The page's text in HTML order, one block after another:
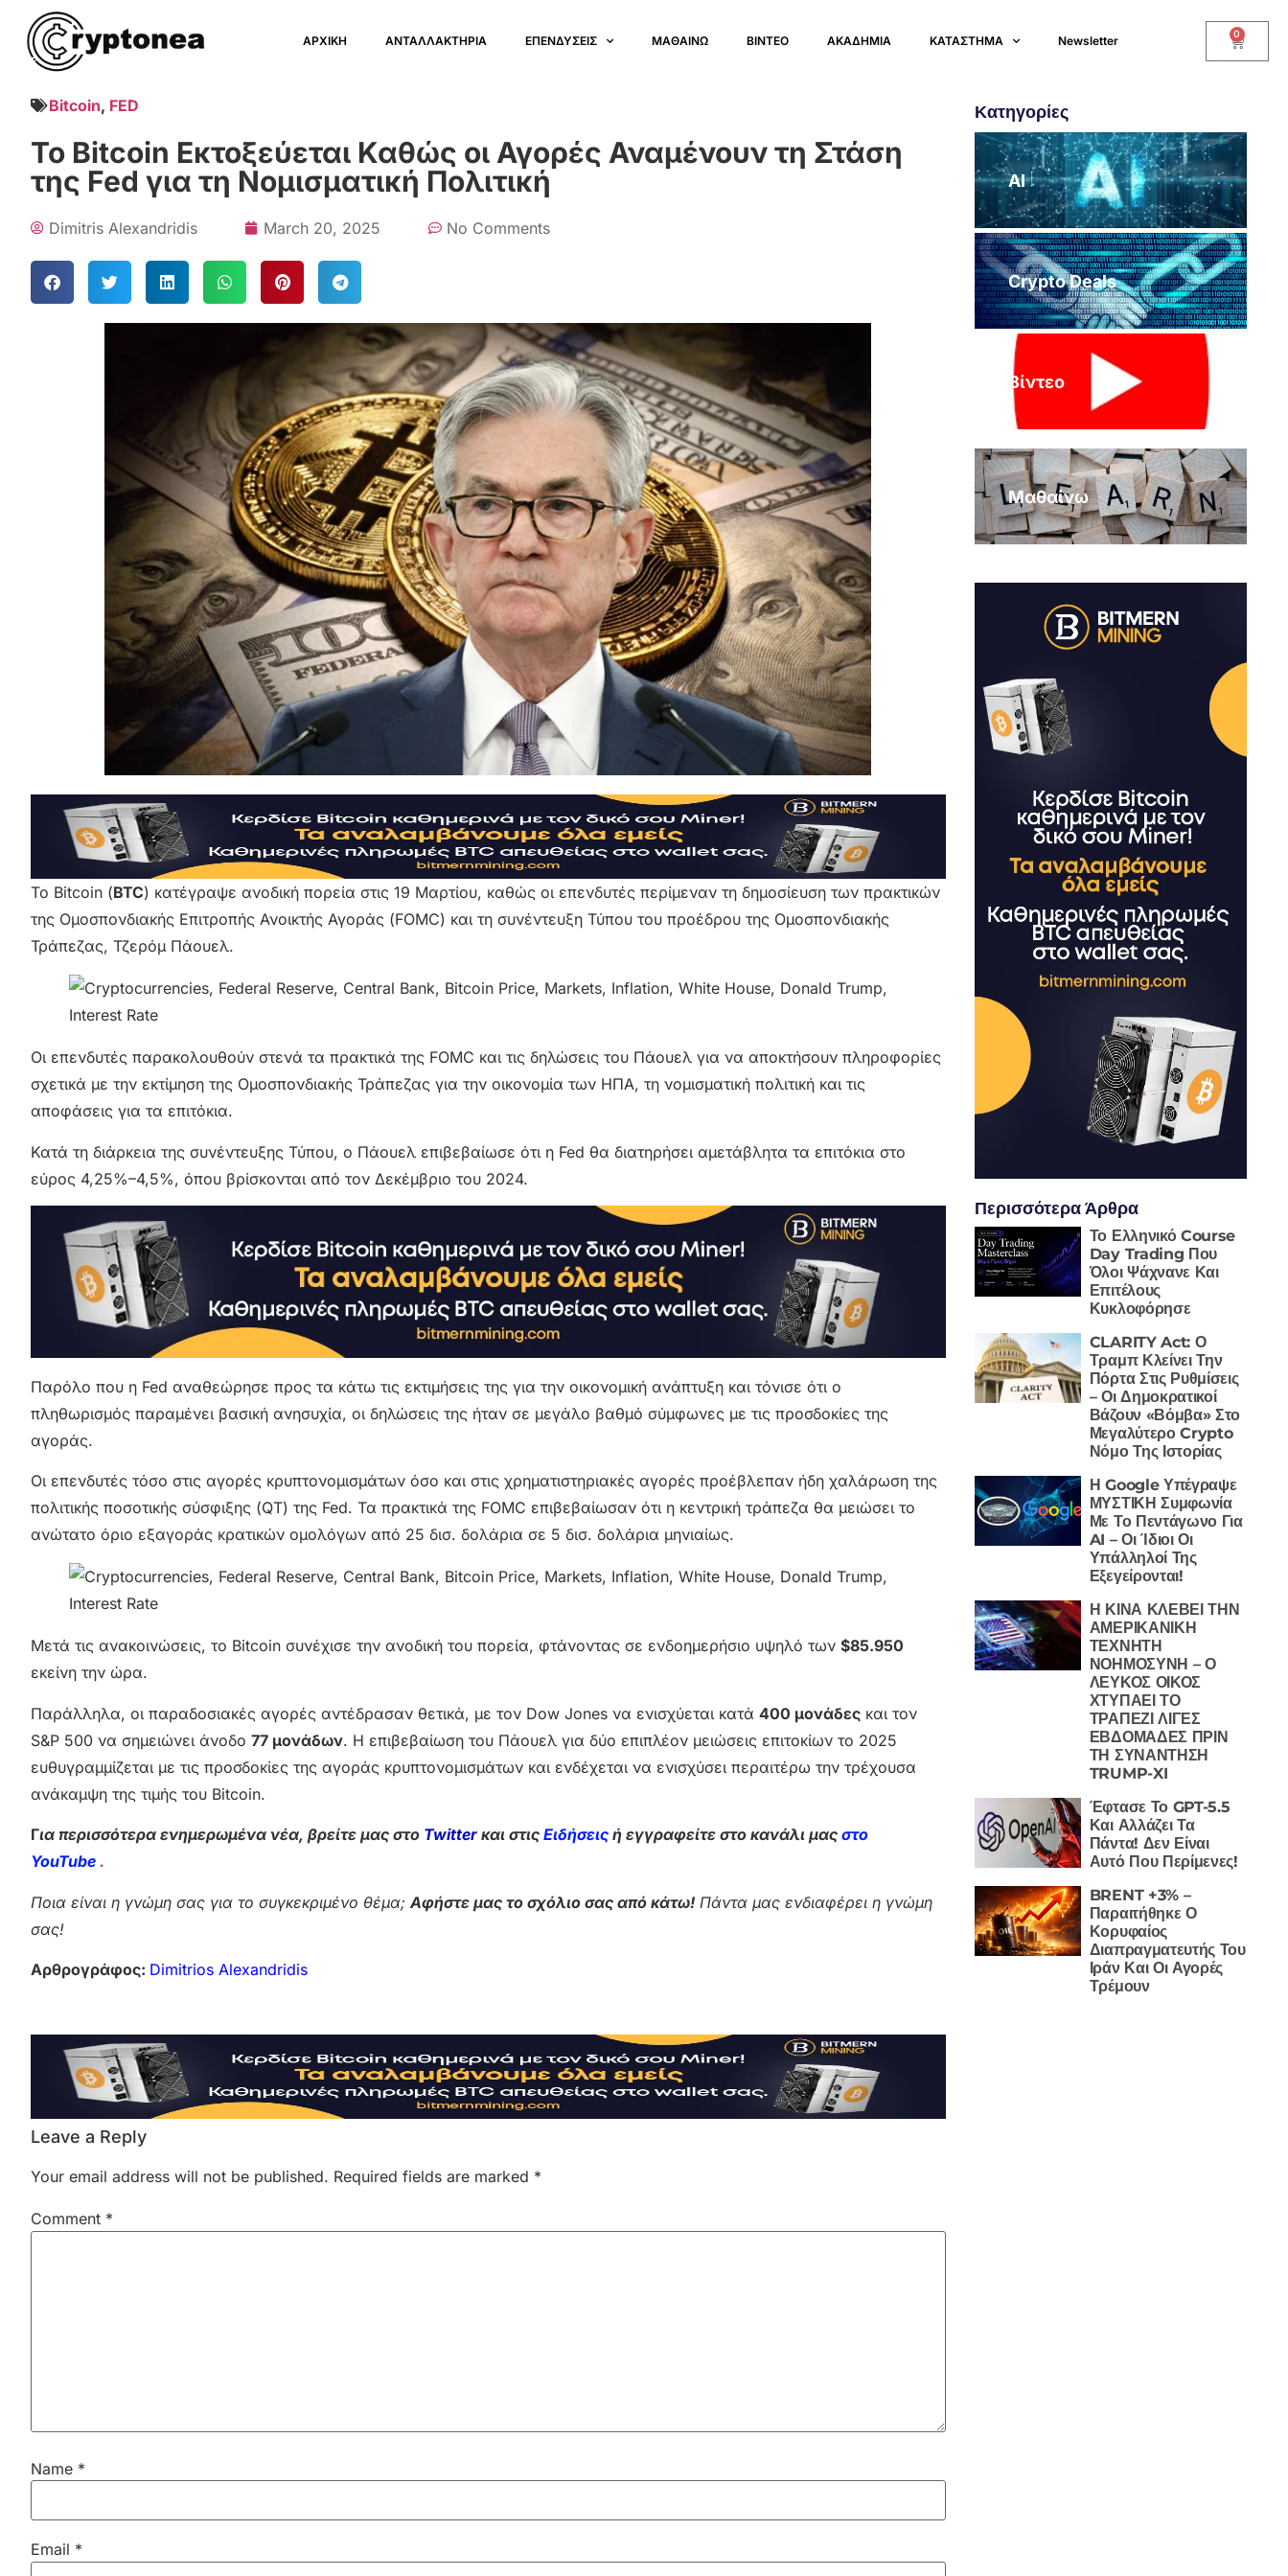
ΑΡΧΙΚΗ ΑΝΤΑΛΛΑΚΤΗΡΙΑ ΕΠΕΝΔΥΣΕΙΣ ΜΑΘΑΙΝΩ ΒΙΝΤΕΟ ΑΚΑΔΗΜΙΑ ΚΑΤΑΣΤΗΜΑ Newsletter 0
Bitcoin, FED
Το Bitcoin Εκτοξεύεται Καθώς οι Αγορές Αναμένουν τη Στάση
της Fed για τη Νομισματική Πολιτική
Dimitris Alexandridis March 20, 2025 No Comments
Το Bitcoin (BTC) κατέγραψε ανοδική πορεία στις 19 Μαρτίου, καθώς οι επενδυτές περίμεναν τη δημοσίευση των πρακτικών
της Ομοσπονδιακής Επιτροπής Ανοικτής Αγοράς (FOMC) και τη συνέντευξη Τύπου του προέδρου της Ομοσπονδιακής
Τράπεζας, Τζερόμ Πάουελ.
Οι επενδυτές παρακολουθούν στενά τα πρακτικά της FOMC και τις δηλώσεις του Πάουελ για να αποκτήσουν πληροφορίες
σχετικά με την εκτίμηση της Ομοσπονδιακής Τράπεζας για την οικονομία των ΗΠΑ, τη νομισματική πολιτική και τις
αποφάσεις για τα επιτόκια.
Κατά τη διάρκεια της συνέντευξης Τύπου, ο Πάουελ επιβεβαίωσε ότι η Fed θα διατηρήσει αμετάβλητα τα επιτόκια στο
εύρος 4,25%–4,5%, όπου βρίσκονται από τον Δεκέμβριο του 2024.
Παρόλο που η Fed αναθεώρησε προς τα κάτω τις εκτιμήσεις της για την οικονομική ανάπτυξη και τόνισε ότι ο
πληθωρισμός παραμένει βασική ανησυχία, οι δηλώσεις της ήταν σε μεγάλο βαθμό σύμφωνες με τις προσδοκίες της
αγοράς.
Οι επενδυτές τόσο στις αγορές κρυπτονομισμάτων όσο και στις χρηματιστηριακές αγορές προέβλεπαν ήδη χαλάρωση της
πολιτικής ποσοτικής σύσφιξης (QT) της Fed. Τα πρακτικά της FOMC επιβεβαίωσαν ότι η κεντρική τράπεζα θα μειώσει το
ανώτατο όριο εξαγοράς κρατικών ομολόγων από 25 δισ. δολάρια σε 5 δισ. δολάρια μηνιαίως.
Μετά τις ανακοινώσεις, το Bitcoin συνέχισε την ανοδική του πορεία, φτάνοντας σε ενδοημερήσιο υψηλό των $85.950
εκείνη την ώρα.
Παράλληλα, οι παραδοσιακές αγορές αντέδρασαν θετικά, με τον Dow Jones να ενισχύεται κατά 400 μονάδες και τον
S&P 500 να σημειώνει άνοδο 77 μονάδων. Η επιβεβαίωση του Πάουελ για δύο επιπλέον μειώσεις επιτοκίων το 2025
ευθυγραμμίζεται με τις προσδοκίες της αγοράς κρυπτονομισμάτων και ενδέχεται να ενισχύσει περαιτέρω την τρέχουσα
ανάκαμψη της τιμής του Bitcoin.
Για περισσότερα ενημερωμένα νέα, βρείτε μας στο Twitter και στις Ειδήσεις ή εγγραφείτε στο κανάλι μας στο
YouTube .
Ποια είναι η γνώμη σας για το συγκεκριμένο θέμα; Αφήστε μας το σχόλιο σας από κάτω! Πάντα μας ενδιαφέρει η γνώμη
σας!
Αρθρογράφος: Dimitrios Alexandridis
Leave a Reply
Your email address will not be published. Required fields are marked *
Comment *
Name *
Email *
Κατηγορίες
AI
Crypto Deals
Βίντεο
Μαθαίνω
Περισσότερα Άρθρα
Το Ελληνικό Course
Day Trading Που
Όλοι Ψάχνανε Και
Επιτέλους
Κυκλοφόρησε
CLARITY Act: Ο
Τραμπ Κλείνει Την
Πόρτα Στις Ρυθμίσεις
– Οι Δημοκρατικοί
Βάζουν «Βόμβα» Στο
Μεγαλύτερο Crypto
Νόμο Της Ιστορίας
Η Google Υπέγραψε
ΜΥΣΤΙΚΗ Συμφωνία
Με Το Πεντάγωνο Για
AI – Οι Ίδιοι Οι
Υπάλληλοί Της
Εξεγείρονται!
Η ΚΙΝΑ ΚΛΕΒΕΙ ΤΗΝ
ΑΜΕΡΙΚΑΝΙΚΗ
ΤΕΧΝΗΤΗ
ΝΟΗΜΟΣΥΝΗ – Ο
ΛΕΥΚΟΣ ΟΙΚΟΣ
ΧΤΥΠΑΕΙ ΤΟ
ΤΡΑΠΕΖΙ ΛΙΓΕΣ
ΕΒΔΟΜΑΔΕΣ ΠΡΙΝ
ΤΗ ΣΥΝΑΝΤΗΣΗ
TRUMP-XI
Έφτασε Το GPT-5.5
Και Αλλάζει Τα
Πάντα! Δεν Είναι
Αυτό Που Περίμενες!
BRENT +3% –
Παραιτήθηκε Ο
Κορυφαίος
Διαπραγματευτής Του
Ιράν Και Οι Αγορές
Τρέμουν